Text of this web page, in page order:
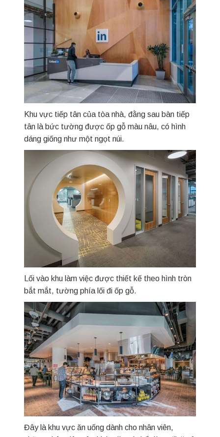
Khu vực tiếp tân của tòa nhà, đằng sau bàn tiếp
tân là bức tường được ốp gỗ màu nâu, có hình
dáng giống như một ngọt núi.
Lối vào khu làm việc được thiết kế theo hình tròn
bắt mắt, tường phía lối đi ốp gỗ.
Đây là khu vực ăn uống dành cho nhân viên,